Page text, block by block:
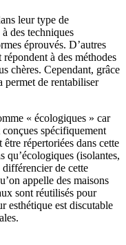
leur type de
des techniques
éprouvés. D’autres
à des méthodes
chères. Cependant, grâce
permet de rentabiliser
« écologiques » car
spécifiquement
répertoriées dans cette
qu’écologiques (isolantes,
différencier de cette
appelle des maisons
sont réutilisés pour
esthétique est discutable